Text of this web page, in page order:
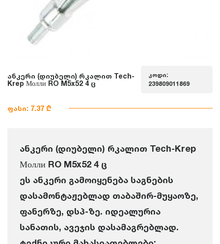
ანკერი (დიუბელი) რკალით Tech-
Krep Молли RO M5x52 4 ც
კოდი:
239809011869
ფასი: 7.37 ₾
ანკერი (დიუბელი) რკალით Tech-Krep
Молли RO M5x52 4 ც
ეს ანკერი გამოიყენება საგნების
დასამონტაჟებლად თაბაშირ-მუყაოზე,
ფანერზე, დსპ-ზე. იდეალურია
სანათის, ავეჯის დასამაგრებლად.